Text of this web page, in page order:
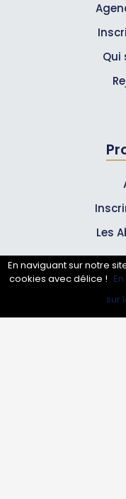
Annuaire Pro
Qui
Les
En naviguant sur notre
cookies avec délice !
sur